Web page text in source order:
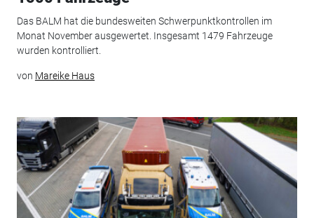
Das BALM hat die bundesweiten Schwerpunktkontrollen im
Monat November ausgewertet. Insgesamt 1479 Fahrzeuge
wurden kontrolliert.
von Mareike Haus